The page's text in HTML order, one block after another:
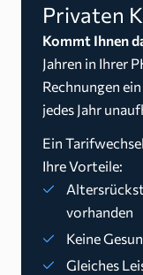
Privaten
Kommt Ihnen
Jahren in Ihrer
Rechnungen
jedes Jahr
Ein
Ihre Vorteile:
vorhanden
Keine
Gleiches